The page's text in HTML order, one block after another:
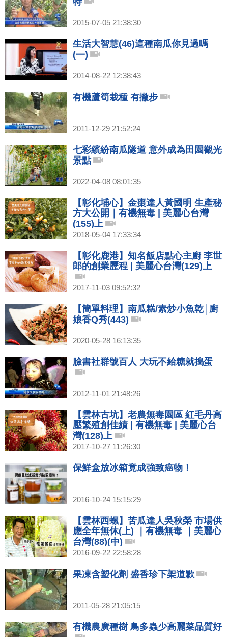
2015-07-05 21:38:30
生活大智慧(46)這種南瓜你見過嗎
(一)
2014-08-22 12:38:43
有機蘆筍栽種 有撇步
2011-12-29 21:52:24
七彩繽紛南瓜隧道 意外成為田園觀光
景點
2022-04-08 08:01:35
【彰化埔心】金棗達人黃國明 生產秘
方大公開｜有機無毒 | 美麗心台灣
(155)上
2018-05-04 17:33:34
【彰化鹿港】知名飯店點心主廚 李世
郎的創業歷程 | 美麗心台灣(129)上
2017-11-03 09:52:32
【簡單料理】南瓜糕/素炒小魚乾│廚
娘香Q秀(443)
2020-05-28 16:13:35
臉書社群號百人 大玩不給糖就搗蛋
2012-11-01 21:48:26
【雲林古坑】老農無毒園區 紅毛丹高
壓繁殖創佳績 | 有機無毒 | 美麗心台
灣(128)上
2017-10-27 11:26:30
保鮮盒放冰箱竟成強致癌物！
2016-10-24 15:15:29
【雲林西螺】苦瓜達人吳秋榮 市場供
應全年無休(上) ｜有機無毒 ｜美麗心
台灣(88)(中)
2016-09-22 22:58:28
果凍含塑化劑 盛香珍下架道歉
2011-05-28 21:05:15
有機農廣種樹 鳥多蟲少高麗菜品質好